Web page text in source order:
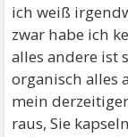
ich weiß
zwar habe ich
alles andere ist
organisch alles
mein
raus, Sie